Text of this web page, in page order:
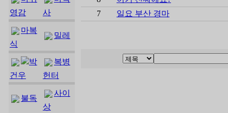
영감
사
마복
식
밀레
박
건우
복병
헌터
불독
사이
상
7
일요 부산 경마